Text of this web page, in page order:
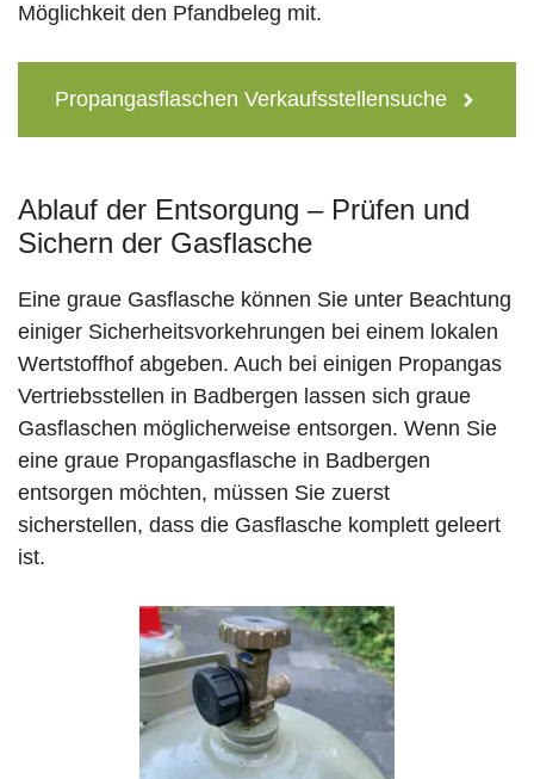
Möglichkeit den Pfandbeleg mit.
Propangasflaschen Verkaufsstellensuche
Ablauf der Entsorgung – Prüfen und
Sichern der Gasflasche
Eine graue Gasflasche können Sie unter Beachtung
einiger Sicherheitsvorkehrungen bei einem lokalen
Wertstoffhof abgeben. Auch bei einigen Propangas
Vertriebsstellen in Badbergen lassen sich graue
Gasflaschen möglicherweise entsorgen. Wenn Sie
eine graue Propangasflasche in Badbergen
entsorgen möchten, müssen Sie zuerst
sicherstellen, dass die Gasflasche komplett geleert
ist.